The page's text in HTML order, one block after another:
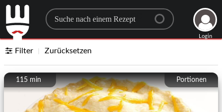
Search for a recipe
Login
Filter Zurücksetzen
Portionen
115 min